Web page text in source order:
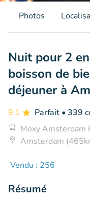
Photos
Nuit pour 2
boisson de
déjeuner à
9.1 Parfait • 339
Moxy Amsterdam
Amsterdam
Vendu : 256
Résumé